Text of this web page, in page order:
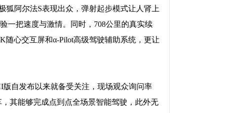
狐阿尔法S表现出众，弹射起步模式让人肾上
一把速度与激情。同时，708公里的真实续
随心交互屏和α-Pilot高级驾驶辅助系统，更让
自发布以来就备受关注，现场观众询问率
其能够完成点到点全场景智能驾驶，此外无